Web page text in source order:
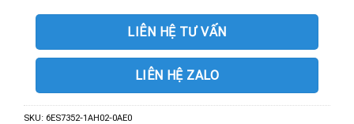
LIÊN HỆ TƯ VẤN
LIÊN HỆ ZALO
SKU: 6ES7352-1AH02-0AE0